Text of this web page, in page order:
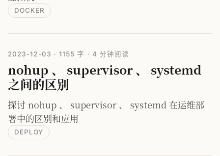
DOCKER
2023-12-03 ·1155 字 · 4 分钟阅读
nohup 、 supervisor 、 systemd
之间的区别
探讨 nohup 、 supervisor 、 systemd 在运维部
署中的区别和应用
DEPLOY